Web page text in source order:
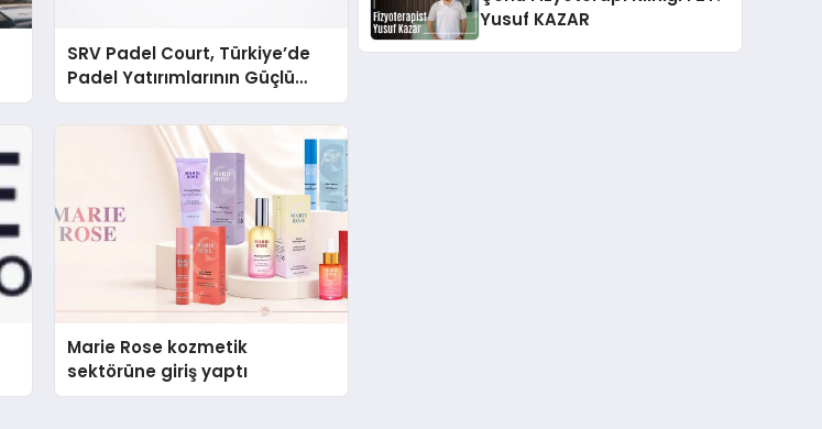
SRV Padel Court, Türkiye’de
Padel Yatırımlarının Güçlü
Markası Olmayı Sürdürüyor
Marie Rose kozmetik
sektörüne giriş yaptı
Yusuf KAZAR